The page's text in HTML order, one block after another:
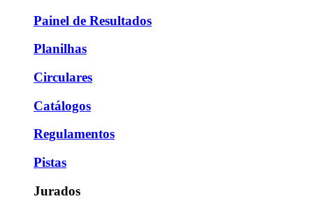
Painel de Resultados
Planilhas
Circulares
Catálogos
Regulamentos
Pistas
Jurados